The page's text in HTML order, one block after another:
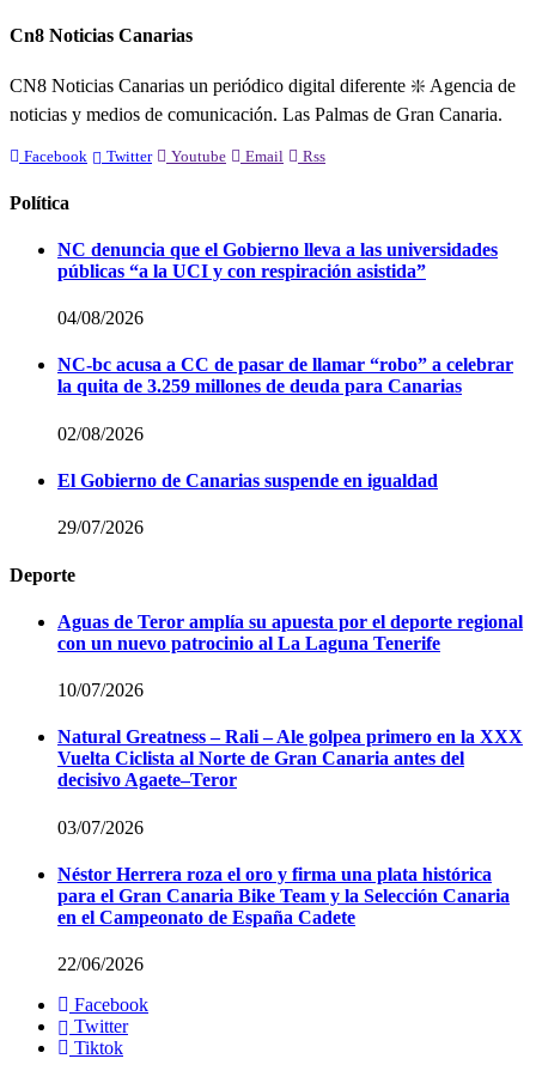
Cn8 Noticias Canarias
CN8 Noticias Canarias un periódico digital diferente ❇️ Agencia de
noticias y medios de comunicación. Las Palmas de Gran Canaria.
Facebook Twitter Youtube Email Rss
Política
NC denuncia que el Gobierno lleva a las universidades
públicas “a la UCI y con respiración asistida”
04/08/2026
NC-bc acusa a CC de pasar de llamar “robo” a celebrar
la quita de 3.259 millones de deuda para Canarias
02/08/2026
El Gobierno de Canarias suspende en igualdad
29/07/2026
Deporte
Aguas de Teror amplía su apuesta por el deporte regional
con un nuevo patrocinio al La Laguna Tenerife
10/07/2026
Natural Greatness – Rali – Ale golpea primero en la XXX
Vuelta Ciclista al Norte de Gran Canaria antes del
decisivo Agaete–Teror
03/07/2026
Néstor Herrera roza el oro y firma una plata histórica
para el Gran Canaria Bike Team y la Selección Canaria
en el Campeonato de España Cadete
22/06/2026
Facebook
Twitter
Tiktok